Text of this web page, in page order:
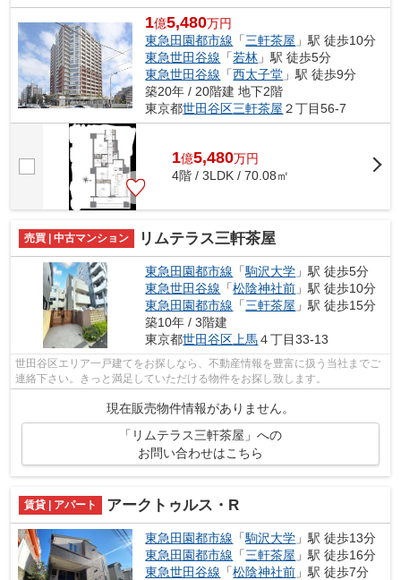
1億5,480万円
東急田園都市線 「三軒茶屋 」駅 徒歩10分
東急世田谷線 「若林 」駅 徒歩5分
東急世田谷線 「西太子堂 」駅 徒歩9分
築20年 / 20階建 地下2階
東京都世田谷区三軒茶屋 ２丁目56-7
1億5,480万円
4階 / 3LDK / 70.08㎡
売買 | 中古マンション リムテラス三軒茶屋
東急田園都市線 「駒沢大学 」駅 徒歩5分
東急世田谷線 「松陰神社前 」駅 徒歩10分
東急田園都市線 「三軒茶屋 」駅 徒歩15分
築10年 / 3階建
東京都世田谷区 上馬４丁目33-13
世田谷区エリア一戸建てをお探しなら、不動産情報を豊富に扱う当社までご
連絡下さい。きっと満足していただける物件をお探し致します。
現在販売物件情報がありません。
「リムテラス三軒茶屋」への
お問い合わせはこちら
賃貸 | アパート アークトゥルス・R
東急田園都市線 「駒沢大学 」駅 徒歩13分
東急田園都市線 「三軒茶屋 」駅 徒歩16分
東急世田谷線 「松陰神社前 」駅 徒歩7分